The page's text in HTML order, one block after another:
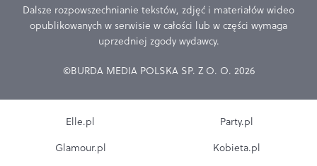
Dalsze rozpowszechnianie tekstów, zdjęć i materiałów wideo
opublikowanych w serwisie w całości lub w części wymaga
uprzedniej zgody wydawcy.
©BURDA MEDIA POLSKA SP. Z O. O. 2026
Elle.pl
Glamour.pl
Party.pl
Kobieta.pl